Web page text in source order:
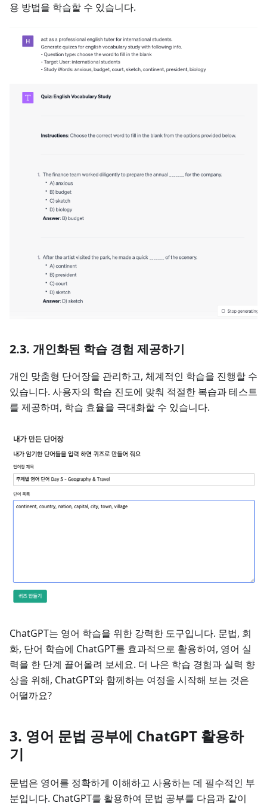
용 방법을 학습할 수 있습니다.
2.3. 개인화된 학습 경험 제공하기
개인 맞춤형 단어장을 관리하고, 체계적인 학습을 진행할 수
있습니다. 사용자의 학습 진도에 맞춰 적절한 복습과 테스트
를 제공하며, 학습 효율을 극대화할 수 있습니다.
ChatGPT는 영어 학습을 위한 강력한 도구입니다. 문법, 회
화, 단어 학습에 ChatGPT를 효과적으로 활용하여, 영어 실
력을 한 단계 끌어올려 보세요. 더 나은 학습 경험과 실력 향
상을 위해, ChatGPT와 함께하는 여정을 시작해 보는 것은
어떨까요?
3. 영어 문법 공부에 ChatGPT 활용하
기
문법은 영어를 정확하게 이해하고 사용하는 데 필수적인 부
분입니다. ChatGPT를 활용하여 문법 공부를 다음과 같이